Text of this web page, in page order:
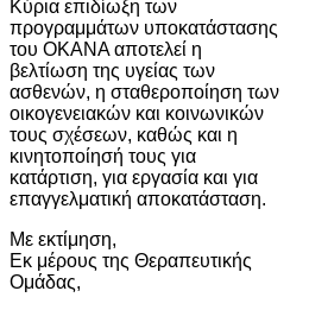
Κύρια επιδίωξη των
προγραμμάτων υποκατάστασης
του ΟΚΑΝΑ αποτελεί η
βελτίωση της υγείας των
ασθενών, η σταθεροποίηση των
οικογενειακών και κοινωνικών
τους σχέσεων, καθώς και η
κινητοποίησή τους για
κατάρτιση, για εργασία και για
επαγγελματική αποκατάσταση.
Με εκτίμηση,
Εκ μέρους της Θεραπευτικής
Ομάδας,